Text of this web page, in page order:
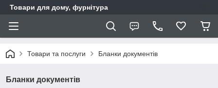
Товари для дому, фурнітура
Товари та послуги Бланки документів
Бланки документів